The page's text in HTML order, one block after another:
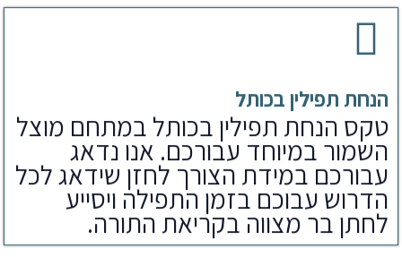
הנחת תפילין בכותל
טקס הנחת תפילין בכותל במתחם מוצל
השמור במיוחד עבורכם. אנו נדאג
עבורכם במידת הצורך לחזן שידאג לכל
הדרוש עבוכם בזמן התפילה ויסייע
לחתן בר מצווה בקריאת התורה.